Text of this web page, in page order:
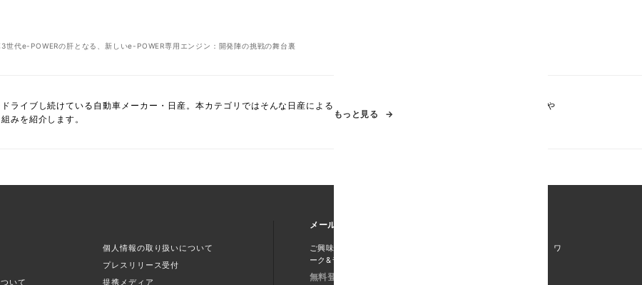
もっと見る
3世代e-POWERの肝となる、新しいe-POWER専用エンジン：開発陣の挑戦の舞台裏
ライブし続けている自動車メーカー・日産。本カテゴリではそんな日産による人々の生活を豊かにするような、ワクワクする体験や
みを紹介します。
個人情報の取り扱いについて
プレスリリース受付
いて 提携メディア
メールマガジン
ご興味に合わせたメルマガを配信しております。PC/デジタル、ワ
ーク&ライフ、エンタメ/ホビーの3種類を用意。
無料登録はこちら